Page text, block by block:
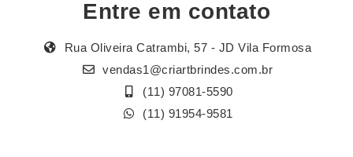
Entre em contato
Rua Oliveira Catrambi, 57 - JD Vila Formosa
vendas1@criartbrindes.com.br
(11) 97081-5590
(11) 91954-9581